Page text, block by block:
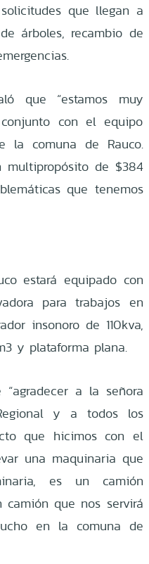
que llegan a
árboles, recambio de
que “estamos muy
con el equipo
la comuna de Rauco.
multipropósito de $384
que tenemos
estará equipado con
para trabajos en
insonoro de 110kva,
y plataforma plana.
a la señora
y a todos los
que hicimos con el
una maquinaria que
es un camión
que nos servirá
en la comuna de